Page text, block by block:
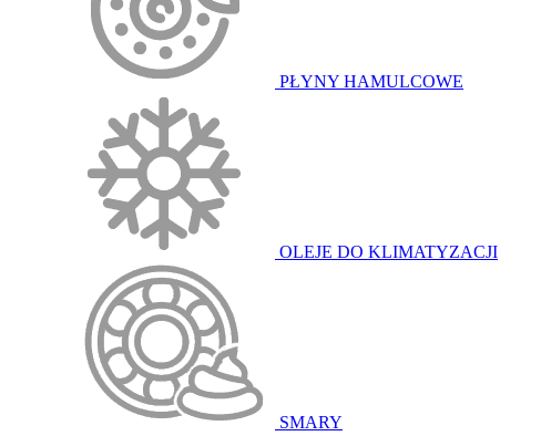
PŁYNY HAMULCOWE
OLEJE DO KLIMATYZACJI
SMARY